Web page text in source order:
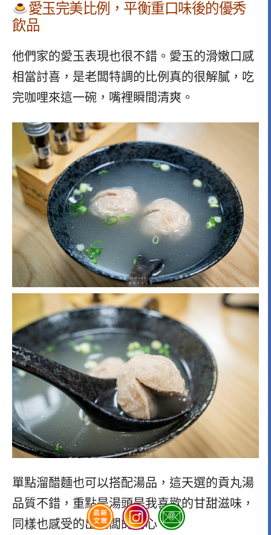
愛玉完美比例，平衡重口味後的優秀
飲品
他們家的愛玉表現也很不錯。愛玉的滑嫩口感
相當討喜，是老闆特調的比例真的很解膩，吃
完咖哩來這一碗，嘴裡瞬間清爽。
單點溜醋麵也可以搭配湯品，這天選的貢丸湯
品質不錯，重點是湯頭是我喜歡的甘甜滋味，
同樣也感受的出老闆的用心。